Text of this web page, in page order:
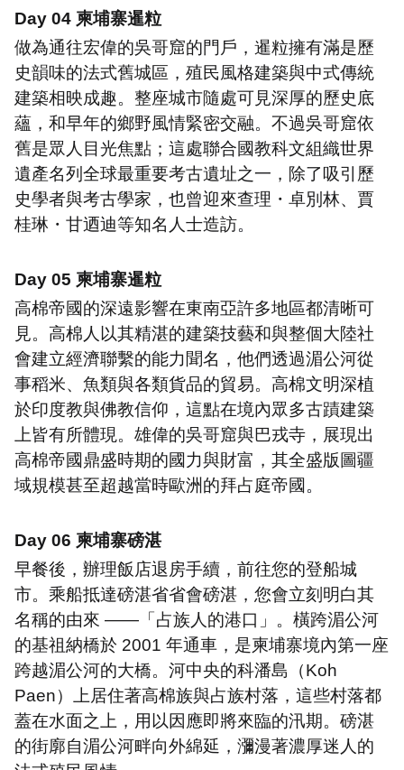
Day 04 柬埔寨暹粒
做為通往宏偉的吳哥窟的門戶，暹粒擁有滿是歷
史韻味的法式舊城區，殖民風格建築與中式傳統
建築相映成趣。整座城市隨處可見深厚的歷史底
蘊，和早年的鄉野風情緊密交融。不過吳哥窟依
舊是眾人目光焦點；這處聯合國教科文組織世界
遺產名列全球最重要考古遺址之一，除了吸引歷
史學者與考古學家，也曾迎來查理・卓別林、賈
桂琳・甘迺迪等知名人士造訪。
Day 05 柬埔寨暹粒
高棉帝國的深遠影響在東南亞許多地區都清晰可
見。高棉人以其精湛的建築技藝和與整個大陸社
會建立經濟聯繫的能力聞名，他們透過湄公河從
事稻米、魚類與各類貨品的貿易。高棉文明深植
於印度教與佛教信仰，這點在境內眾多古蹟建築
上皆有所體現。雄偉的吳哥窟與巴戎寺，展現出
高棉帝國鼎盛時期的國力與財富，其全盛版圖疆
域規模甚至超越當時歐洲的拜占庭帝國 。
Day 06 柬埔寨磅湛
早餐後，辦理飯店退房手續，前往您的登船城
市。乘船抵達磅湛省省會磅湛，您會立刻明白其
名稱的由來 —— 「占族人的港口」。橫跨湄公河
的基祖納橋於 2001 年通車，是柬埔寨境內第一座
跨越湄公河的大橋。河中央的科潘島（Koh
Paen）上居住著高棉族與占族村落，這些村落都
蓋在水面之上，用以因應即將來臨的汛期。磅湛
的街廓自湄公河畔向外綿延，瀰漫著濃厚迷人的